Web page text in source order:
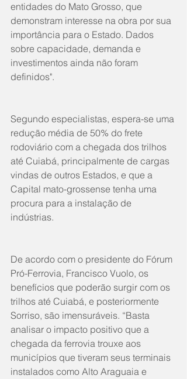
entidades do Mato Grosso, que
demonstram interesse na obra por sua
importância para o Estado. Dados
sobre capacidade, demanda e
investimentos ainda não foram
definidos".
Segundo especialistas, espera-se uma
redução média de 50% do frete
rodoviário com a chegada dos trilhos
até Cuiabá, principalmente de cargas
vindas de outros Estados, e que a
Capital mato-grossense tenha uma
procura para a instalação de
indústrias.
De acordo com o presidente do Fórum
Pró-Ferrovia, Francisco Vuolo, os
benefícios que poderão surgir com os
trilhos até Cuiabá, e posteriormente
Sorriso, são imensuráveis. “Basta
analisar o impacto positivo que a
chegada da ferrovia trouxe aos
municípios que tiveram seus terminais
instalados como Alto Araguaia e